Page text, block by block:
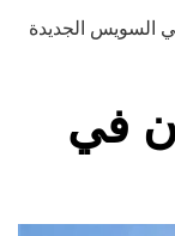
السويس الجديدة
في